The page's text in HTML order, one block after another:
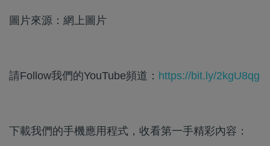
圖片來源：網上圖片
請Follow我們的YouTube頻道： https://bit.ly/2kgU8qg
下載我們的手機應用程式，收看第一手精彩內容：